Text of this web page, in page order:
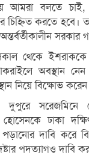
আমরা বলতে
চিহ্নিত করতে
সরকার
থেকে ইশরাককে
অবস্থান নেন
নিয়ে বিক্ষোভ
সরেজমিনে
হোসেনকে ঢাকা
দাবি করে
পদত্যাগও দাবি